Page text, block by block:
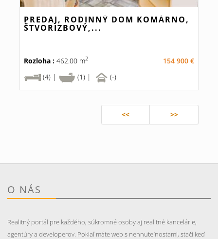
PREDAJ, RODINNÝ DOM KOMÁRNO,
ŠTVORIZBOVÝ,...
Rozloha : 462.00 m2
154 900 €
(4) |
(1) | (-)
<< >>
O NÁS
Realitný portál pre každého, súkromné osoby aj realitné kancelárie,
agentúry a developerov. Pokiaľ máte web s nehnuteľnostami, stačí keď